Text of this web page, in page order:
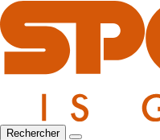
Rechercher